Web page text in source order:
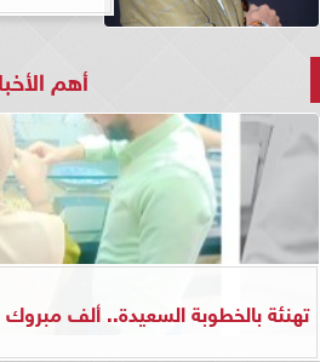
أهم
تهنئة بالخطوبة السعيدة.. ألف